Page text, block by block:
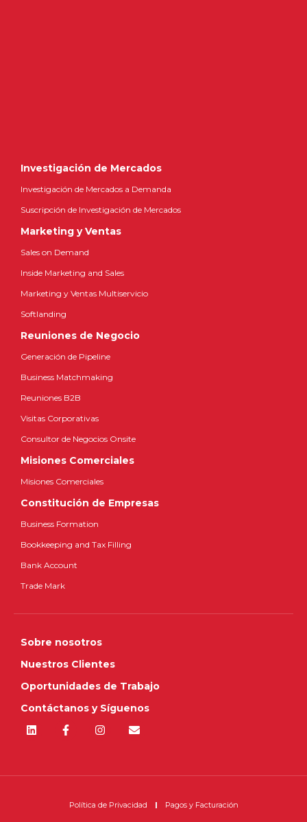
Investigación de Mercados
Investigación de Mercados a Demanda
Suscripción de Investigación de Mercados
Marketing y Ventas
Sales on Demand
Inside Marketing and Sales
Marketing y Ventas Multiservicio
Softlanding
Reuniones de Negocio
Generación de Pipeline
Business Matchmaking
Reuniones B2B
Visitas Corporativas
Consultor de Negocios Onsite
Misiones Comerciales
Misiones Comerciales
Constitución de Empresas
Business Formation
Bookkeeping and Tax Filling
Bank Account
Trade Mark
Sobre nosotros
Nuestros Clientes
Oportunidades de Trabajo
Contáctanos y Síguenos
Política de Privacidad Pagos y Facturación